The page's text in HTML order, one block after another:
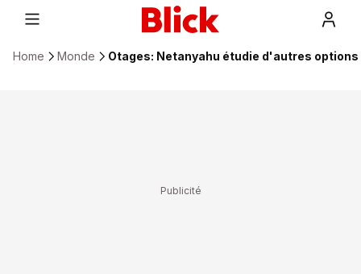
Home Monde Otages: Netanyahu étudie d'autres